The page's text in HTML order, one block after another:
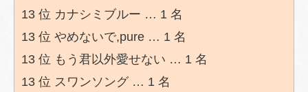
13 位 カナシミブルー … 1 名
13 位 やめないで,pure … 1 名
13 位 もう君以外愛せない … 1 名
13 位 スワンソング … 1 名